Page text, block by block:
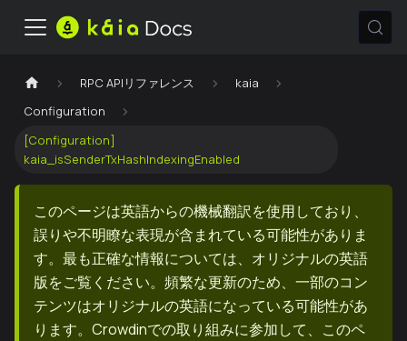
RPC APIリファレンス
kaia
Configuration
[Configuration]
kaia_isSenderTxHashIndexingEnabled
このページは英語からの機械翻訳を使用しており、
誤りや不明瞭な表現が含まれている可能性がありま
す。最も正確な情報については、オリジナルの英語
版をご覧ください。頻繁な更新のため、一部のコン
テンツはオリジナルの英語になっている可能性があ
ります。Crowdinでの取り組みに参加して、このペ